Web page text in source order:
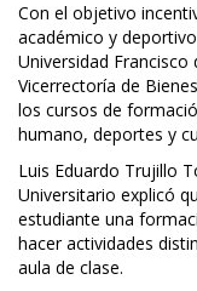
Con el objetivo
académico y
Universidad Francisco
Vicerrectoría de
los cursos de
humano, deportes y
Luis Eduardo Trujillo
Universitario explicó
estudiante una
hacer actividades
aula de clase.